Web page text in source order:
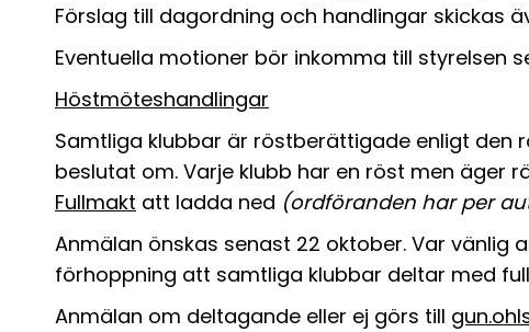
Förslag till dagordning och handlingar skickas
Eventuella motioner bör inkomma till styrelsen
Höstmöteshandlingar
Samtliga klubbar är röstberättigade enligt den
beslutat om. Varje klubb har en röst men äger
Fullmakt att ladda ned (ordföranden har per
Anmälan önskas senast 22 oktober. Var vänlig
förhoppning att samtliga klubbar deltar med
Anmälan om deltagande eller ej görs till